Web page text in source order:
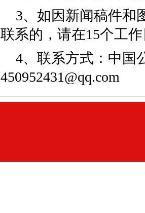
3、如因新闻稿件和
联系的，请在15个工
4、联系方式：中国
450952431@qq.com